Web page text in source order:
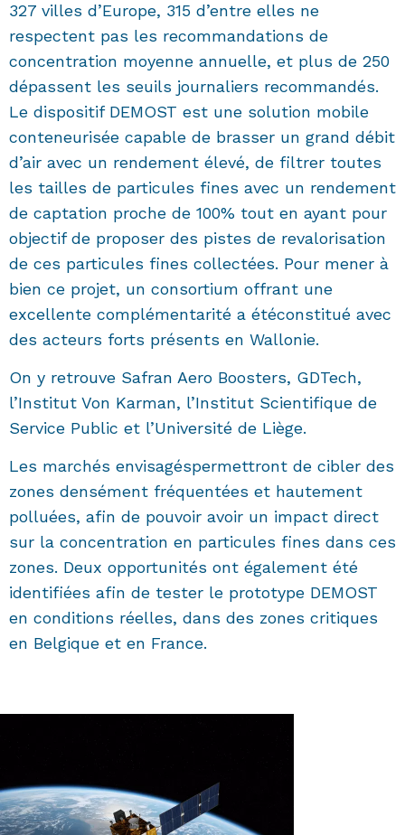
327 villes d’Europe, 315 d’entre elles ne
respectent pas les recommandations de
concentration moyenne annuelle, et plus de 250
dépassent les seuils journaliers recommandés.
Le dispositif DEMOST est une solution mobile
conteneurisée capable de brasser un grand débit
d’air avec un rendement élevé, de filtrer toutes
les tailles de particules fines avec un rendement
de captation proche de 100% tout en ayant pour
objectif de proposer des pistes de revalorisation
de ces particules fines collectées. Pour mener à
bien ce projet, un consortium offrant une
excellente complémentarité a étéconstitué avec
des acteurs forts présents en Wallonie.
On y retrouve Safran Aero Boosters, GDTech,
l’Institut Von Karman, l’Institut Scientifique de
Service Public et l’Université de Liège.
Les marchés envisagéspermettront de cibler des
zones densément fréquentées et hautement
polluées, afin de pouvoir avoir un impact direct
sur la concentration en particules fines dans ces
zones. Deux opportunités ont également été
identifiées afin de tester le prototype DEMOST
en conditions réelles, dans des zones critiques
en Belgique et en France.